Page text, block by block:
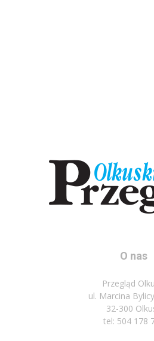
O nas
Przegląd
ul. Marcina
32-300
tel: 504 178